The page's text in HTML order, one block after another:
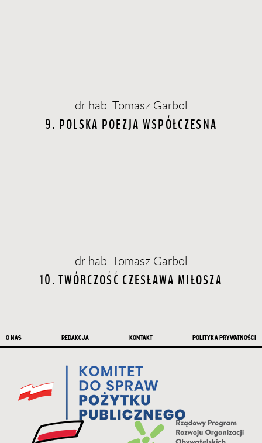
dr hab. Tomasz Garbol
9. POLSKA POEZJA WSPÓŁCZESNA
dr hab. Tomasz Garbol
10. TWÓRCZOŚĆ CZESŁAWA MIŁOSZA
Stopka
O NAS REDAKCJA KONTAKT POLITYKA PRYWATNOŚCI